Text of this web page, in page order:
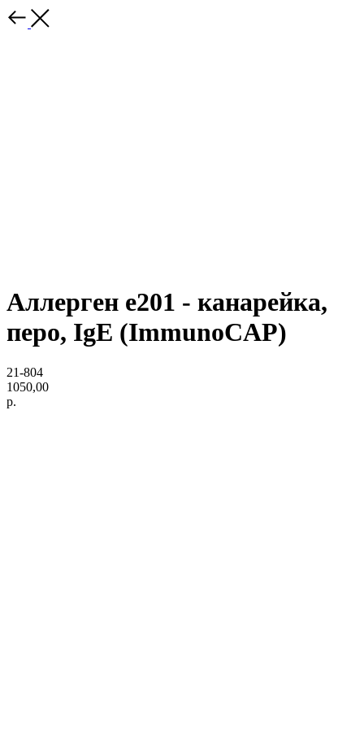
Аллерген e201 - канарейка,
перо, IgE (ImmunoCAP)
21-804
1050,00
р.